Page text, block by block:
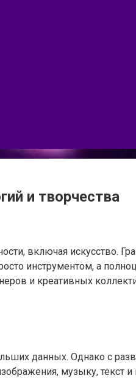
и творчества
включая искусство.
инструментом, а
и креативных
данных. Однако с
музыку, текст и